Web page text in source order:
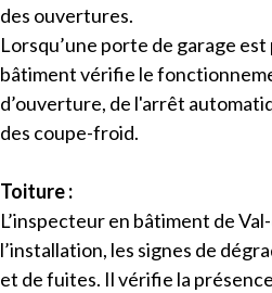
des ouvertures.
Lorsqu’une porte de garage
bâtiment vérifie le
d’ouverture, de l'arrêt
des coupe-froid.
Toiture :
L’inspecteur en bâtiment de
l’installation, les signes de
et de fuites. Il vérifie la